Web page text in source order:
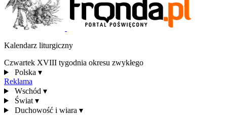
Kalendarz liturgiczny
Czwartek XVIII tygodnia okresu zwykłego
Polska ▾
Reklama
Wschód ▾
Świat ▾
Duchowość i wiara ▾